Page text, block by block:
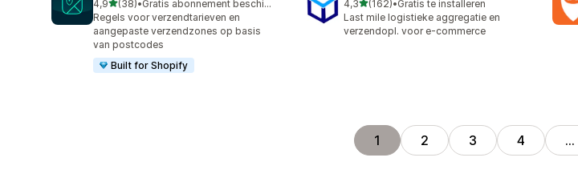
4,9van 5 sterren
(38)
38 recensies in totaal
•
Gratis abonnement beschikbaar
Regels voor verzendtarieven en
aangepaste verzendzones op basis
van postcodes
Built for Shopify
4,3van 5 sterren
(162)
162 recensies in totaal
•Gratis te installeren
Last mile logistieke aggregatie en
verzendopl. voor e-commerce
1 2 3 4 …